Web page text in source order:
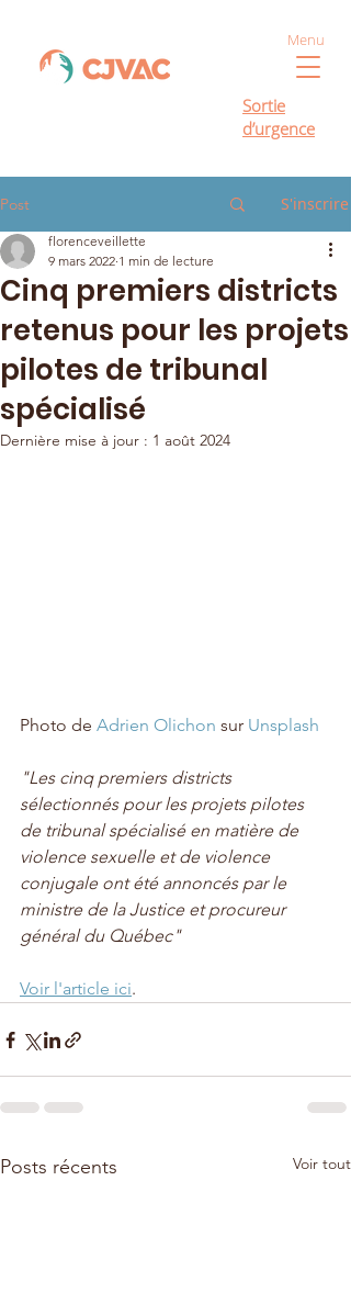
Sortie
d’urgence
Menu
Post S'inscrire
Cinq premiers districts
retenus pour les projets
pilotes de tribunal
spécialisé
florenceveillette
9 mars 2022 1 min de lecture
Dernière mise à jour : 1 août 2024
Photo de Adrien Olichon sur Unsplash
"Les cinq premiers districts
sélectionnés pour les projets pilotes
de tribunal spécialisé en matière de
violence sexuelle et de violence
conjugale ont été annoncés par le
ministre de la Justice et procureur
général du Québec"
Voir l'article ici.
Posts récents Voir tout